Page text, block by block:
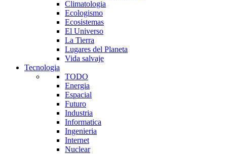
Climatologia
Ecologismo
Ecosistemas
El Universo
La Tierra
Lugares del Planeta
Vida salvaje
Tecnologia
TODO
Energia
Espacial
Futuro
Industria
Informatica
Ingenieria
Internet
Nuclear